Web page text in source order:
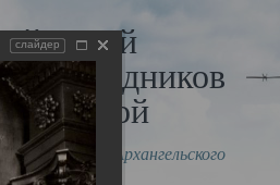
музей
исповедников
Архангельского
Даниила
слайдер